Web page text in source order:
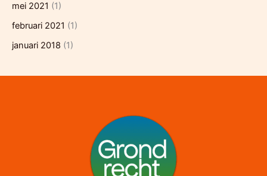
mei 2021 (1)
februari 2021 (1)
januari 2018 (1)